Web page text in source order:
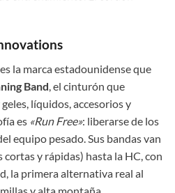
la marca estadounidense que
Band , el cinturón que
líquidos, accesorios y
es «Run Free»: liberarse de los
equipo pesado. Sus bandas van
cortas y rápidas) hasta la HC, con
la primera alternativa real al
y alta montaña.